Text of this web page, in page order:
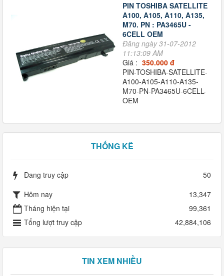
PIN TOSHIBA SATELLITE
A100, A105, A110, A135,
M70. PN : PA3465U -
6CELL OEM
Đăng ngày 31-07-2012
11:13:09 AM
Giá : 350.000 đ
PIN-TOSHIBA-SATELLITE-
A100-A105-A110-A135-
M70-PN-PA3465U-6CELL-
OEM
THỐNG KÊ
Đang truy cập
50
Hôm nay
13,347
Tháng hiện tại
99,361
Tổng lượt truy cập
42,884,106
TIN XEM NHIỀU